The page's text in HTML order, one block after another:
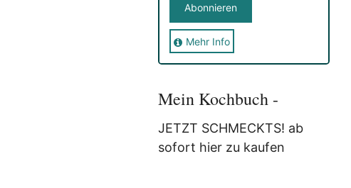
Sie erhalten nach der
Mit der Nutzung dieses
der Speicherung und
Verarbeitung Deiner Daten
Mehr Info
Mein Kochbuch -
JETZT SCHMECKTS! ab
sofort hier zu kaufen